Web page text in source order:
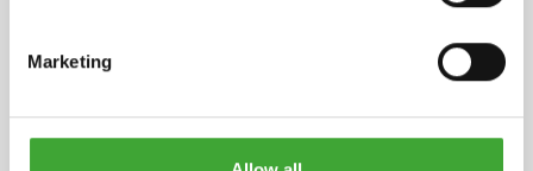
Marketing
Ficha técnica